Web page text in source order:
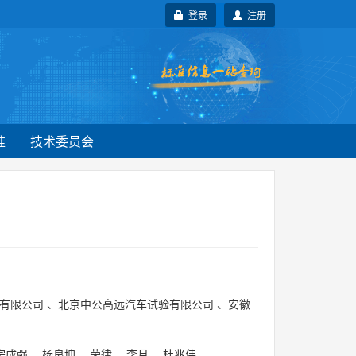
注册
登录
技术委员会
限公司 、 北京中公高远汽车试验有限公司 、 安徽